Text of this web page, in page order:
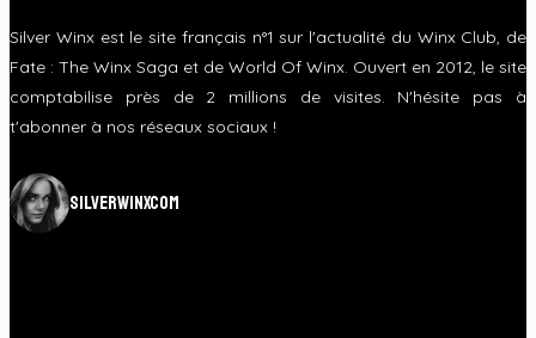
Silver Winx est le site français n°1 sur l'actualité du Winx Club, de
Fate : The Winx Saga et de World Of Winx. Ouvert en 2012, le site
comptabilise près de 2 millions de visites. N'hésite pas à
t'abonner à nos réseaux sociaux !
silverwinxcom